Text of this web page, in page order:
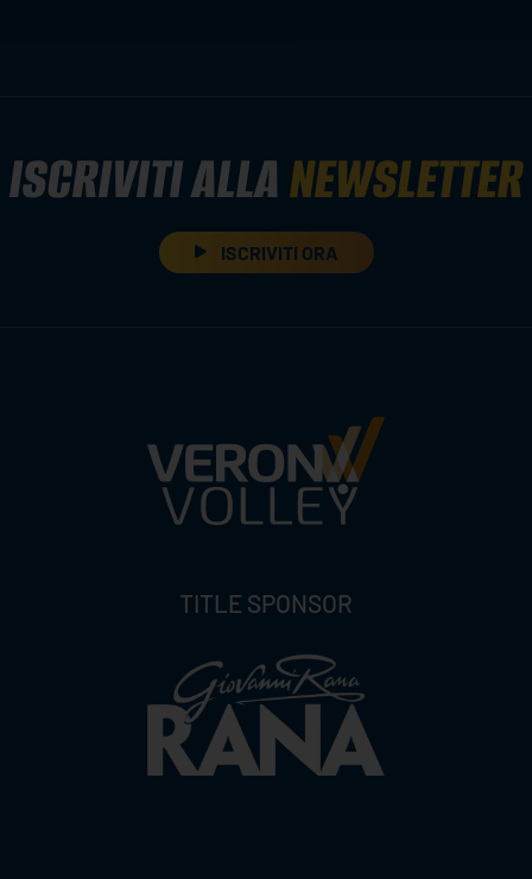
ISCRIVITI ALLANEWSLETTER
ISCRIVITI ORA
TITLE SPONSOR